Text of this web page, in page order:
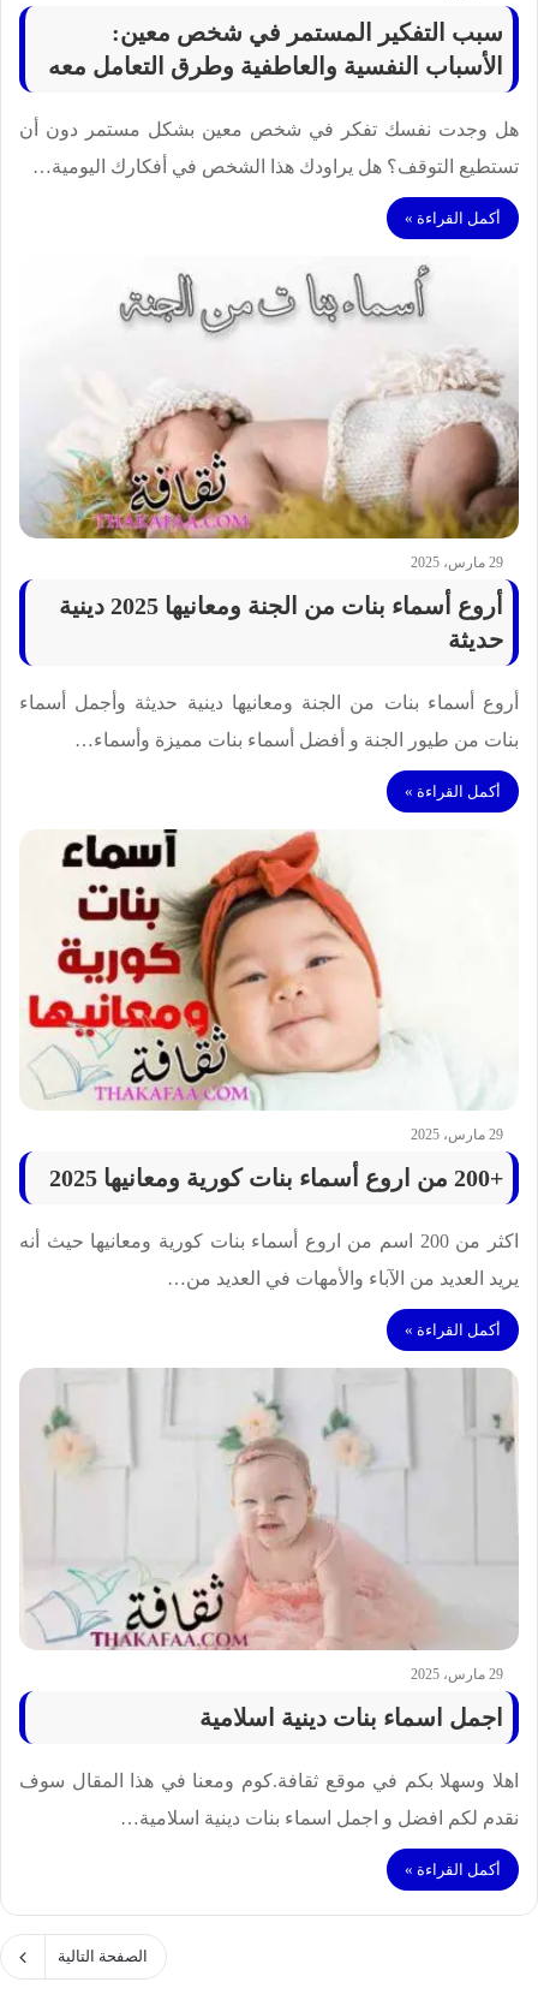
سبب التفكير المستمر في شخص معين:
الأسباب النفسية والعاطفية وطرق التعامل معه
هل وجدت نفسك تفكر في شخص معين بشكل مستمر دون أن
تستطيع التوقف؟ هل يراودك هذا الشخص في أفكارك اليومية…
أكمل القراءة »
29 مارس، 2025
أروع أسماء بنات من الجنة ومعانيها 2025 دينية
حديثة
أروع أسماء بنات من الجنة ومعانيها دينية حديثة وأجمل أسماء
بنات من طيور الجنة و أفضل أسماء بنات مميزة وأسماء…
أكمل القراءة »
29 مارس، 2025
+200 من اروع أسماء بنات كورية ومعانيها 2025
اكثر من 200 اسم من اروع أسماء بنات كورية ومعانيها حيث أنه
يريد العديد من الآباء والأمهات في العديد من…
أكمل القراءة »
29 مارس، 2025
اجمل اسماء بنات دينية اسلامية
اهلا وسهلا بكم في موقع ثقافة.كوم ومعنا في هذا المقال سوف
نقدم لكم افضل و اجمل اسماء بنات دينية اسلامية…
أكمل القراءة »
الصفحة التالية